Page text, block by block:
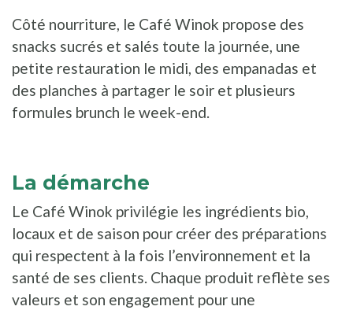
Côté nourriture, le Café Winok propose des
snacks sucrés et salés toute la journée, une
petite restauration le midi, des empanadas et
des planches à partager le soir et plusieurs
formules brunch le week-end.
La démarche
Le Café Winok privilégie les ingrédients bio,
locaux et de saison pour créer des préparations
qui respectent à la fois l’environnement et la
santé de ses clients. Chaque produit reflète ses
valeurs et son engagement pour une